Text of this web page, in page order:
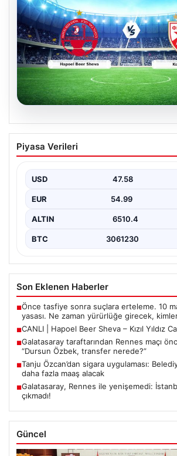
04.08.2026
CANLI | Hapoel Beer Sheva –
Canlı Maç Anlatımı
Piyasa Verileri
USD 47.58
EUR 54.99
ALTIN 6510.4
BTC 3061230
Son Eklenen Haberler
■Önce tasfiye sonra suçlara erteleme. 10
yasası. Ne zaman yürürlüğe girecek,
■CANLI | Hapoel Beer Sheva – Kızıl Yıldız
■Galatasaray taraftarından Rennes maçı
“Dursun Özbek, transfer nerede?”
■Tanju Özcan’dan sigara uygulaması:
daha fazla maaş alacak
■Galatasaray, Rennes ile yenişemedi:
çıkmadı!
Güncel